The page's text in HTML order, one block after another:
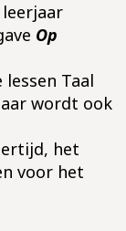
leerjaar
Op
Taal
wordt ook
het
voor het